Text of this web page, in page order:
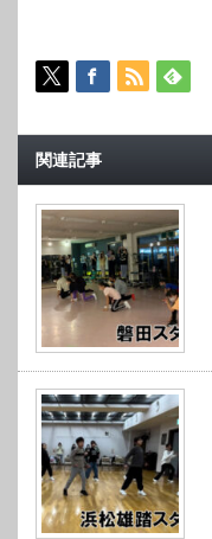
関連記事